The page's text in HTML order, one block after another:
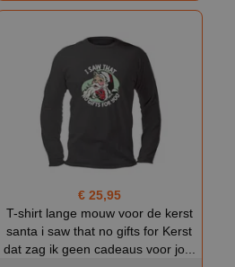
€ 25,95
T-shirt lange mouw voor de kerst
santa i saw that no gifts for Kerst
dat zag ik geen cadeaus voor jo...